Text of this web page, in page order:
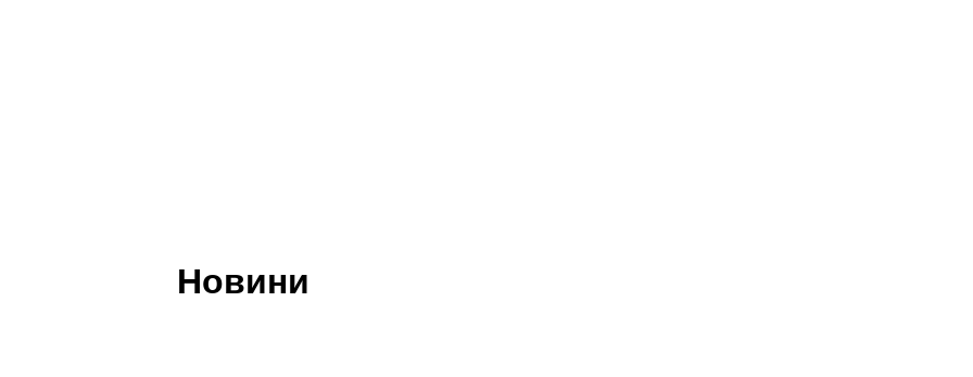
Новини